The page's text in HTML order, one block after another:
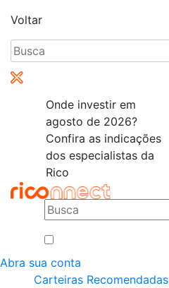
Voltar
Pesquisar
por:
Onde investir em
agosto de 2026?
Confira as indicações
dos especialistas da
Rico
Abra sua conta
Carteiras Recomendadas